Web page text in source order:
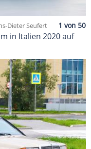
Dieter Seufert
in Italien 2020 auf